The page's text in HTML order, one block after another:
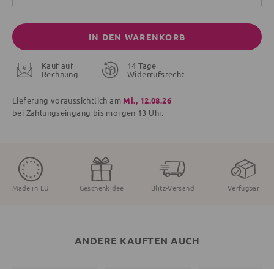
IN DEN WARENKORB
Kauf auf
Rechnung
14 Tage
Widerrufsrecht
Lieferung voraussichtlich amMi., 12.08.26
bei Zahlungseingang bis morgen 13 Uhr.
Made in EU Geschenkidee Blitz-Versand Verfügbar
ANDERE KAUFTEN AUCH